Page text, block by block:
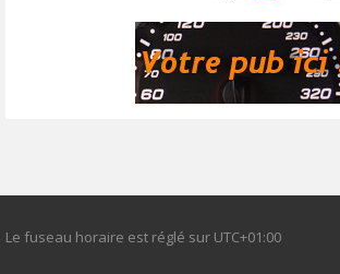
Le fuseau horaire est réglé sur UTC+01:00